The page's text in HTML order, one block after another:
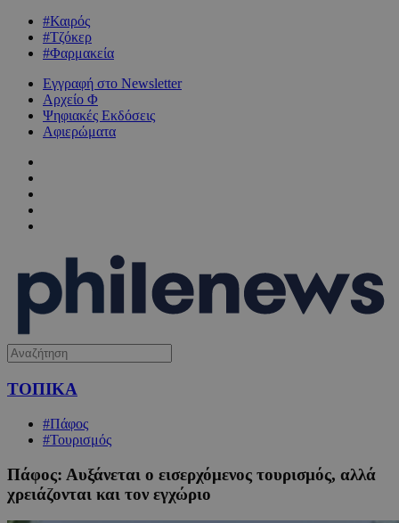
#Καιρός
#Τζόκερ
#Φαρμακεία
Εγγραφή στο Newsletter
Αρχείο Φ
Ψηφιακές Εκδόσεις
Αφιερώματα
ΤΟΠΙΚΑ
#Πάφος
#Τουρισμός
Πάφος: Αυξάνεται ο εισερχόμενος τουρισμός, αλλά
χρειάζονται και τον εγχώριο